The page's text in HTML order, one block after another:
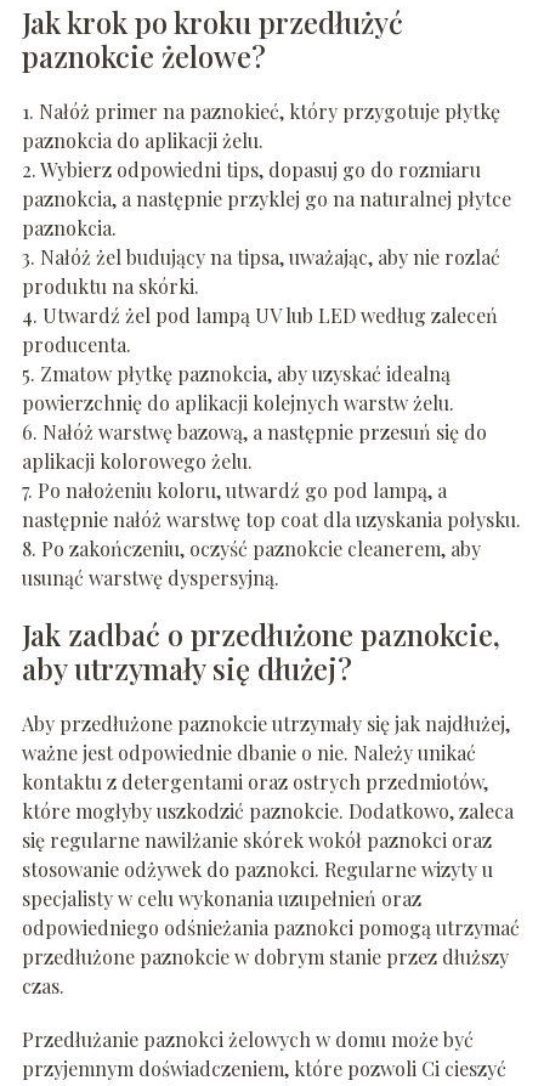
Jak krok po kroku przedłużyć
paznokcie żelowe?
1. Nałóż primer na paznokieć, który przygotuje płytkę
paznokcia do aplikacji żelu.
2. Wybierz odpowiedni tips, dopasuj go do rozmiaru
paznokcia, a następnie przyklej go na naturalnej płytce
paznokcia.
3. Nałóż żel budujący na tipsa, uważając, aby nie rozlać
produktu na skórki.
4. Utwardź żel pod lampą UV lub LED według zaleceń
producenta.
5. Zmatow płytkę paznokcia, aby uzyskać idealną
powierzchnię do aplikacji kolejnych warstw żelu.
6. Nałóż warstwę bazową, a następnie przesuń się do
aplikacji kolorowego żelu.
7. Po nałożeniu koloru, utwardź go pod lampą, a
następnie nałóż warstwę top coat dla uzyskania połysku.
8. Po zakończeniu, oczyść paznokcie cleanerem, aby
usunąć warstwę dyspersyjną.
Jak zadbać o przedłużone paznokcie,
aby utrzymały się dłużej?
Aby przedłużone paznokcie utrzymały się jak najdłużej,
ważne jest odpowiednie dbanie o nie. Należy unikać
kontaktu z detergentami oraz ostrych przedmiotów,
które mogłyby uszkodzić paznokcie. Dodatkowo, zaleca
się regularne nawilżanie skórek wokół paznokci oraz
stosowanie odżywek do paznokci. Regularne wizyty u
specjalisty w celu wykonania uzupełnień oraz
odpowiedniego odśnieżania paznokci pomogą utrzymać
przedłużone paznokcie w dobrym stanie przez dłuższy
czas.
Przedłużanie paznokci żelowych w domu może być
przyjemnym doświadczeniem, które pozwoli Ci cieszyć